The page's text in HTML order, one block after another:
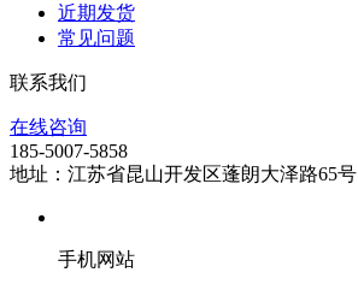
近期发货
常见问题
联系我们
在线咨询
185-5007-5858
地址：江苏省昆山开发区蓬朗大泽路65号
手机网站